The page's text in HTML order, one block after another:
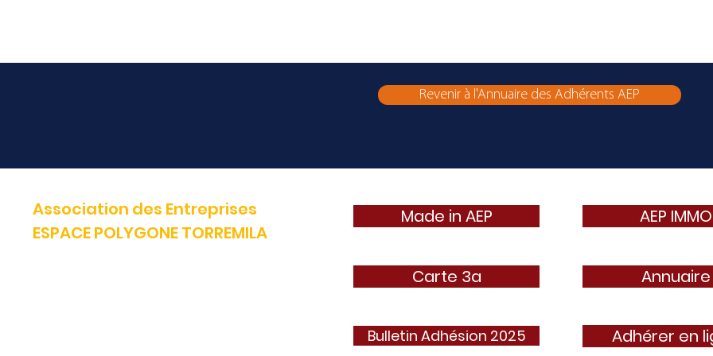
Revenir à l'Annuaire des Adhérents AEP
Association des Entreprises
ESPACE POLYGONE TORREMILA
Made in AEP
Carte 3a
Bulletin Adhésion 2025
AEP IMMO
Annuaire
Adhérer en